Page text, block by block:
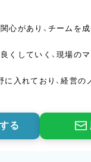
心があり、チームを
くしていく、現場の
に入れており、経営
る